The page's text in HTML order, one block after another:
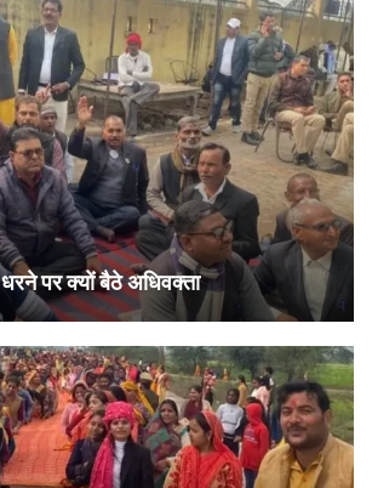
धरने पर क्यों बैठे अधिवक्ता